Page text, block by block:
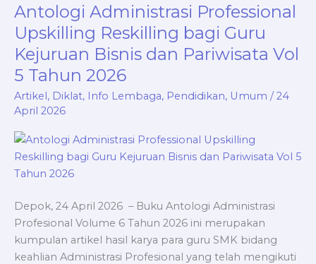
Antologi Administrasi Professional
Upskilling Reskilling bagi Guru
Kejuruan Bisnis dan Pariwisata Vol
5 Tahun 2026
Artikel , Diklat, Info Lembaga, Pendidikan, Umum / 24
April 2026
Depok, 24 April 2026 – Buku Antologi Administrasi
Profesional Volume 6 Tahun 2026 ini merupakan
kumpulan artikel hasil karya para guru SMK bidang
keahlian Administrasi Profesional yang telah mengikuti
Antologi
Administrasi
Professional
Upskilling
Reskilling
bagi
Guru
Bisnis
dan
Pariwisata
5
Tahun
2026